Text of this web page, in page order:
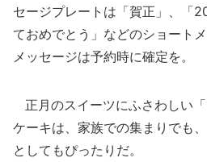
セージプレートは「賀正」、「
ておめでとう」などのショート
メッセージは予約時に確定を。
正月のスイーツにふさわしい
ケーキは、家族での集まりでも
としてもぴったりだ。